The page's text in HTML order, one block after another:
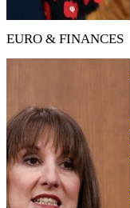
EURO & FINANCES